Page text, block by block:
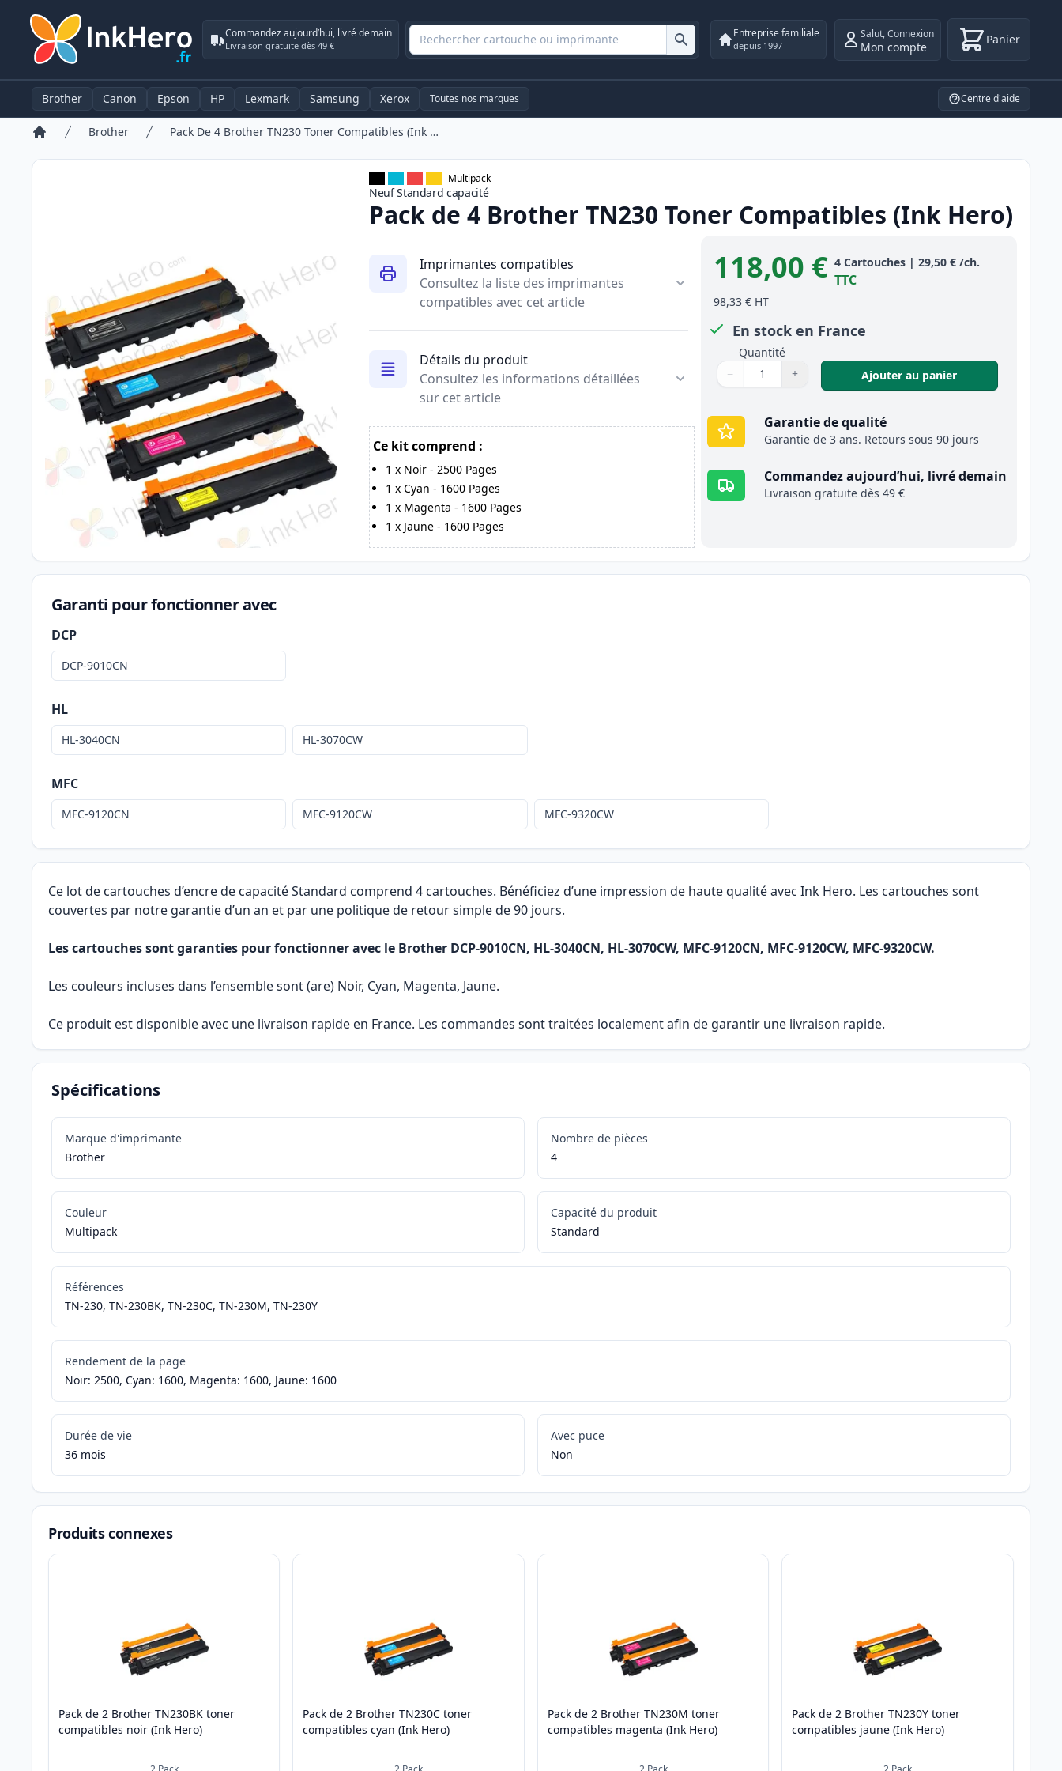
Commandez aujourd’hui, livré demain
Livraison gratuite dès 49 €
Entreprise familiale
depuis 1997
Salut,Connexion
Mon compte Panier
Brother Canon Epson HP Lexmark Samsung Xerox Toutes nos marques Centre d'aide
Brother Pack De 4 Brother TN230 Toner Compatibles (Ink Hero)
Multipack
NeufStandard capacité
Pack de 4 Brother TN230 Toner Compatibles (Ink Hero)
Imprimantes compatibles
Consultez la liste des imprimantes
compatibles avec cet article
Détails du produit
Consultez les informations détaillées
sur cet article
Ce kit comprend :
1 x Noir- 2500 Pages
1 x Cyan - 1600 Pages
1 x Magenta - 1600 Pages
1 x Jaune- 1600 Pages
Product information
118,00 € 4 Cartouches| 29,50 € /ch.
TTC
98,33 € HT
En stock en France
Quantité
Quantité
Utilisez les boutons pour ajuster
− +
Quantité: Ajouter au panier,
Garantie de qualité
Garantie de 3 ans. Retours sous 90 jours
Commandez aujourd’hui, livré demain
Livraison gratuite dès 49 €
Ce lot de cartouches d’encre de capacité Standard comprend 4 cartouches. Bénéficiez d’une impression de haute qualité avec Ink Hero. Les cartouches sont
couvertes par notre garantie d’un an et par une politique de retour simple de 90 jours.
Les cartouches sont garanties pour fonctionner avec le Brother DCP-9010CN, HL-3040CN, HL-3070CW, MFC-9120CN, MFC-9120CW, MFC-9320CW.
Les couleurs incluses dans l’ensemble sont (are) Noir, Cyan, Magenta, Jaune.
Ce produit est disponible avec une livraison rapide en France. Les commandes sont traitées localement afin de garantir une livraison rapide.
Spécifications
Marque d'imprimante
Brother
Nombre de pièces
4
Couleur
Multipack
Capacité du produit
Standard
Références
TN-230, TN-230BK, TN-230C, TN-230M, TN-230Y
Rendement de la page
Noir: 2500, Cyan: 1600, Magenta: 1600, Jaune: 1600
Durée de vie
36 mois
Avec puce
Non
Produits connexes
Pack de 2 Brother TN230BK toner
compatibles noir (Ink Hero)
Pack de 2 Brother TN230C toner
compatibles cyan (Ink Hero)
Pack de 2 Brother TN230M toner
compatibles magenta (Ink Hero)
Pack de 2 Brother TN230Y toner
compatibles jaune (Ink Hero)
Garanti pour fonctionner avec
DCP
DCP-9010CN
HL
HL-3040CN HL-3070CW
MFC
MFC-9120CN MFC-9120CW MFC-9320CW